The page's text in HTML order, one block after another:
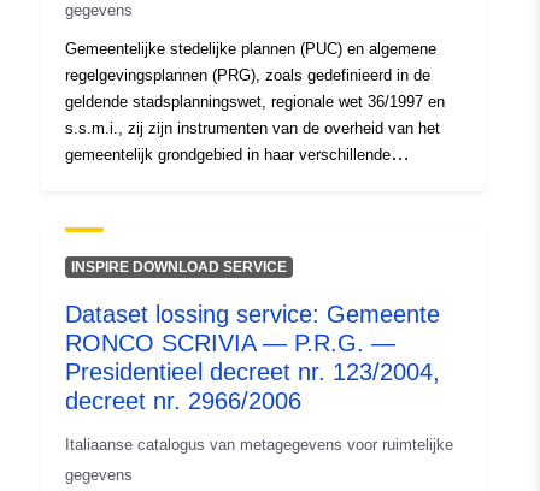
besluit nr. 7479 van 5 december 2002, variant bij besluit
beschikking nr. 3047 van 3 augustus 15)
gegevens
Gemeentelijke stedelijke plannen (PUC) en algemene
regelgevingsplannen (PRG), zoals gedefinieerd in de
geldende stadsplanningswet, regionale wet 36/1997 en
s.s.m.i., zij zijn instrumenten van de overheid van het
gemeentelijk grondgebied in haar verschillende
erfgoed landbouw op het platteland en voorspellingen
van subsidiabele territoriale veranderingen op basis van
Gemeente SAVIGNONE — P.U.C. — Besluit nr.
7479/2002, Variant nr. 1133/2005, Variant nr. 3047/2015-
2015 — sc.1:2000 — Geheel gemeentelijk gebied —
Digitalisering door oorspronkelijke auteurs — Stedenplan
besluit nr. 7479 van 5 december 2002, variant bij besluit
nr. 1133 van 25 februari 2005, gedeeltelijke variant met
INSPIRE DOWNLOAD SERVICE
Dataset lossing service: Gemeente
RONCO SCRIVIA — P.R.G. —
Presidentieel decreet nr. 123/2004,
decreet nr. 2966/2006
Italiaanse catalogus van metagegevens voor ruimtelijke
gegevens